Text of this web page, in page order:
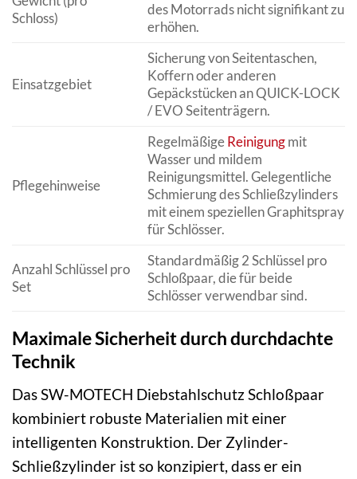
Schloss)
des Motorrads nicht signifikant zu
erhöhen.
Einsatzgebiet
Sicherung von Seitentaschen,
Koffern oder anderen
Gepäckstücken an QUICK-LOCK
/ EVO Seitenträgern.
Pflegehinweise
RegelmäßigeReinigungmit
Wasser und mildem
Reinigungsmittel. Gelegentliche
Schmierung des Schließzylinders
mit einem speziellen Graphitspray
für Schlösser.
Anzahl Schlüssel pro
Set
Standardmäßig 2 Schlüssel pro
Schloßpaar, die für beide
Schlösser verwendbar sind.
Maximale Sicherheit durch durchdachte
Technik
Das SW-MOTECH Diebstahlschutz Schloßpaar
kombiniert robuste Materialien mit einer
intelligenten Konstruktion. Der Zylinder-
Schließzylinder ist so konzipiert, dass er ein